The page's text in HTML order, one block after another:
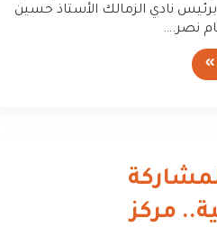
برئيس نادي الزمالك الأستاذ حسين
نصر.…
»
مركز